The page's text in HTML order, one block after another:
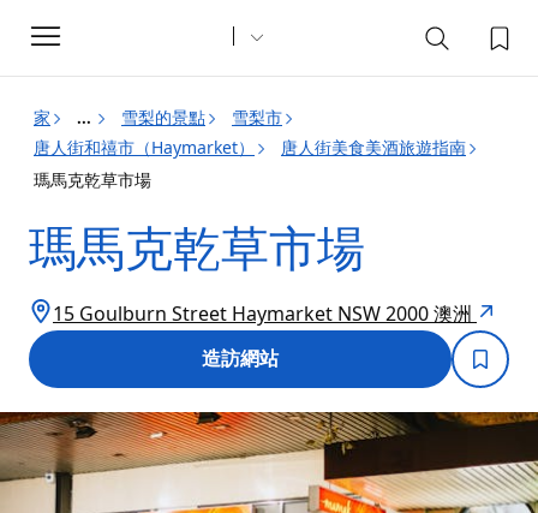
Toggle
navigation
家 ... 雪梨的景點
雪梨市
唐人街和禧市（Haymarket）
唐人街美食美酒旅遊指南
瑪馬克乾草市場
瑪馬克乾草市場
15 Goulburn Street Haymarket NSW 2000 澳洲
造訪網站